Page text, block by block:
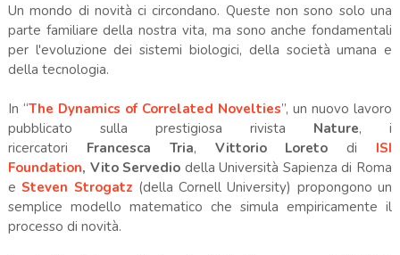
Un mondo di novità ci circondano. Queste non sono solo una
parte familiare della nostra vita, ma sono anche fondamentali
per l'evoluzione dei sistemi biologici, della società umana e
della tecnologia.
In “The Dynamics of Correlated Novelties”, un nuovo lavoro
pubblicato sulla prestigiosa rivista Nature, i
ricercatori Francesca Tria, Vittorio Loreto di ISI
Foundation, Vito Servedio della Università Sapienza di Roma
eSteven Strogatz (della Cornell University) propongono un
semplice modello matematico che simula empiricamente il
processo di novità.